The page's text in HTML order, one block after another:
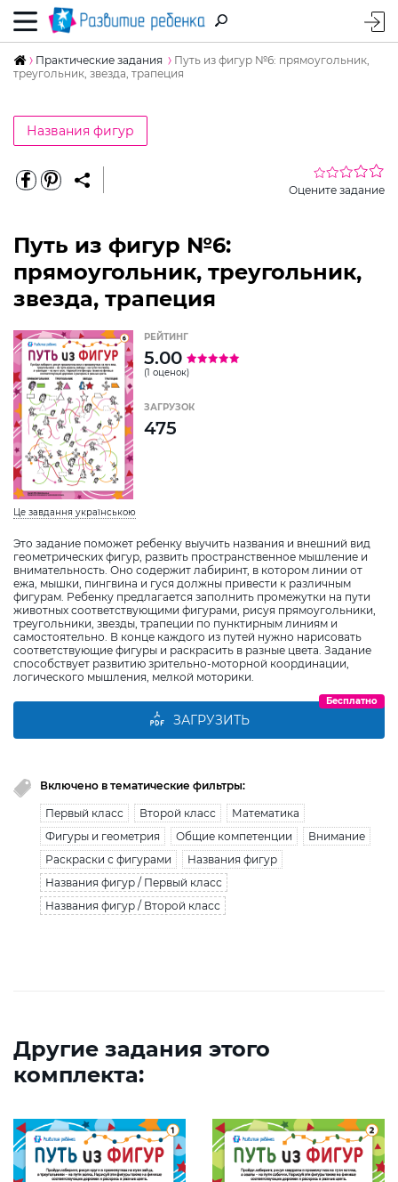
Практические задания
Путь из фигур №6: прямоугольник,
треугольник, звезда, трапеция
Названия фигур
Оцените задание
Путь из фигур №6:
прямоугольник, треугольник,
звезда, трапеция
Це завдання українською
Это задание поможет ребенку выучить названия и внешний вид
геометрических фигур, развить пространственное мышление и
внимательность. Оно содержит лабиринт, в котором линии от
ежа, мышки, пингвина и гуся должны привести к различным
фигурам. Ребенку предлагается заполнить промежутки на пути
животных соответствующими фигурами, рисуя прямоугольники,
треугольники, звезды, трапеции по пунктирным линиям и
самостоятельно. В конце каждого из путей нужно нарисовать
соответствующие фигуры и раскрасить в разные цвета. Задание
способствует развитию зрительно-моторной координации,
логического мышления, мелкой моторики.
РЕЙТИНГ
5.00
(1 оценок)
ЗАГРУЗОК
475
ЗАГРУЗИТЬ
Бесплатно
Включено в тематические фильтры:
Первый класс Второй класс
Математика
Фигуры и геометрия
Общие компетенции
Внимание
Раскраски с фигурами
Названия фигур
Названия фигур / Первый класс
Названия фигур / Второй класс
Другие задания этого
комплекта: